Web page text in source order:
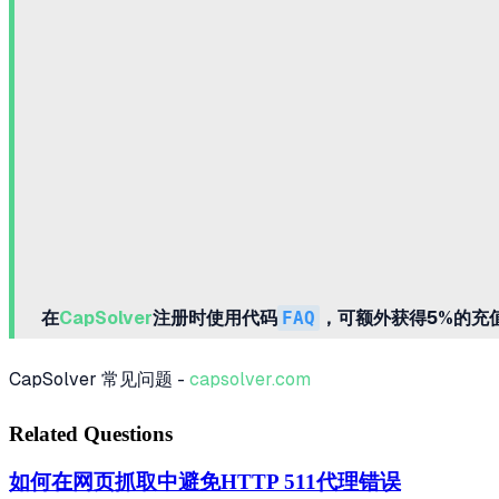
在CapSolver注册时使用代码 FAQ ，可额外获得5%的充
CapSolver 常见问题 - capsolver.com
Related Questions
如何在网页抓取中避免HTTP 511代理错误